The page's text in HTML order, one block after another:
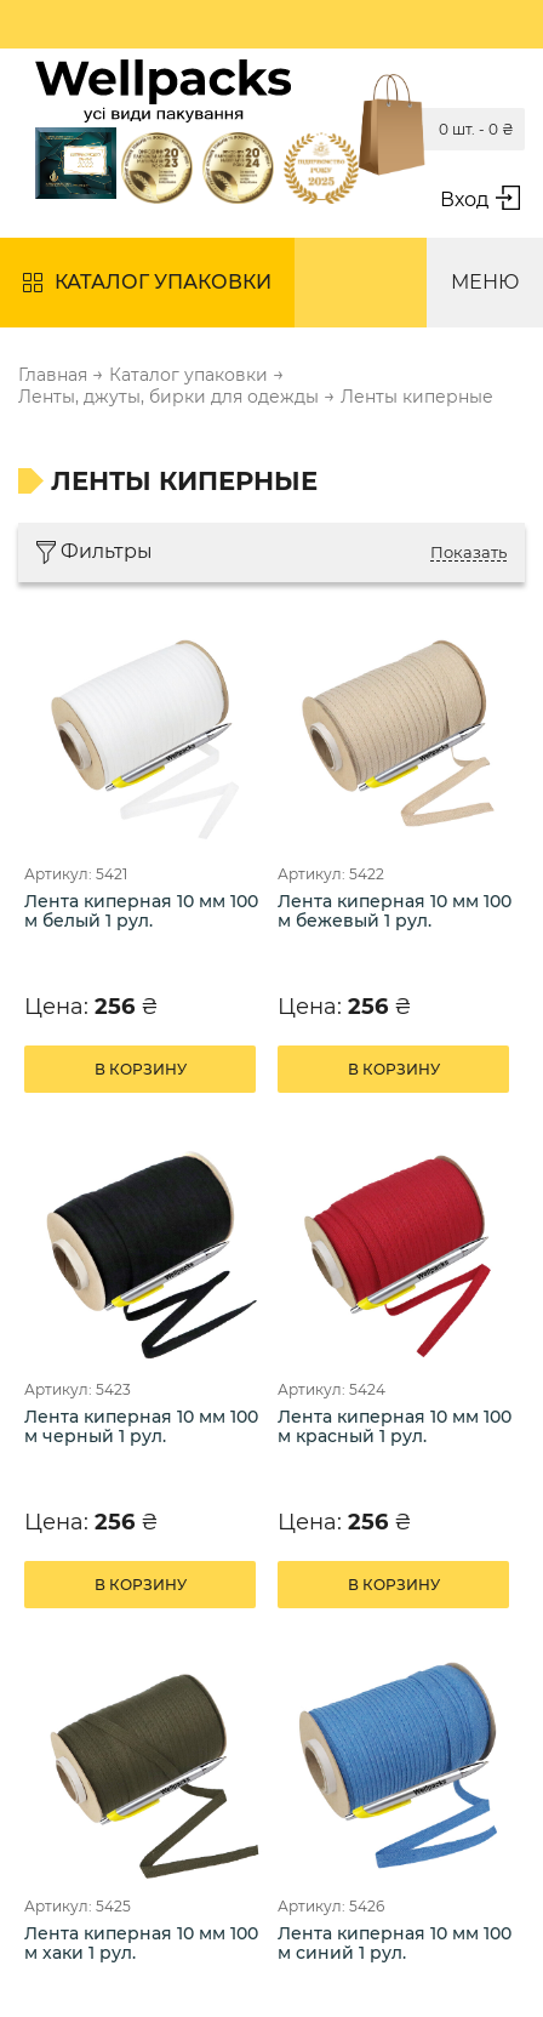
Вход
0 шт. - 0 ₴
КАТАЛОГ УПАКОВКИ МЕНЮ
Главная → Каталог упаковки →
Ленты, джуты, бирки для одежды → Ленты киперные
ЛЕНТЫ КИПЕРНЫЕ
Фильтры Показать
Артикул: 5421
Лента киперная 10 мм 100
м белый 1 рул.
Цена: 256 ₴
В КОРЗИНУ
Артикул: 5422
Лента киперная 10 мм 100
м бежевый 1 рул.
Цена: 256 ₴
В КОРЗИНУ
Артикул: 5423
Лента киперная 10 мм 100
м черный 1 рул.
Цена: 256 ₴
В КОРЗИНУ
Артикул: 5424
Лента киперная 10 мм 100
м красный 1 рул.
Цена: 256 ₴
В КОРЗИНУ
Артикул: 5425
Лента киперная 10 мм 100
м хаки 1 рул.
Артикул: 5426
Лента киперная 10 мм 100
м синий 1 рул.